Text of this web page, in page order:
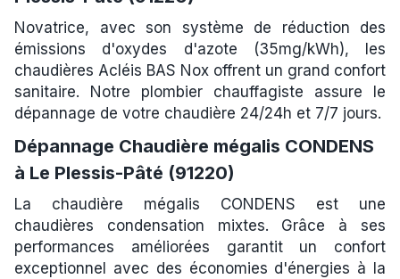
Novatrice, avec son système de réduction des
émissions d'oxydes d'azote (35mg/kWh), les
chaudières Acléis BAS Nox offrent un grand confort
sanitaire. Notre plombier chauffagiste assure le
dépannage de votre chaudière 24/24h et 7/7 jours.
Dépannage Chaudière mégalis CONDENS
à Le Plessis-Pâté (91220)
La chaudière mégalis CONDENS est une
chaudières condensation mixtes. Grâce à ses
performances améliorées garantit un confort
exceptionnel avec des économies d'énergies à la